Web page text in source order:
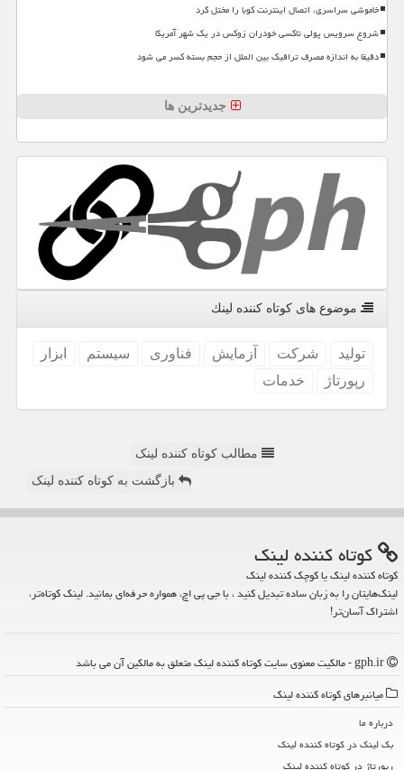
خاموشی سراسری، اتصال اینترنت کوبا را مختل کرد
شروع سرویس پولی تاکسی خودران زوکس در یک شهر آمریکا
دقیقا به اندازه مصرف ترافیک بین الملل از حجم بسته کسر می شود
جدیدترین ها
موضوع های كوتاه كننده لینك
تولید شركت آزمایش فناوری سیستم
ابزار
رپورتاژ
خدمات
مطالب کوتاه کننده لینک
بازگشت به کوتاه کننده لینک
كوتاه كننده لینك
کوتاه کننده لینک یا کوچک کننده لینک
لینک‌هایتان را به زبان ساده تبدیل کنید ، با جی پی اچ، همواره حرفه‌ای بمانید. لینک کوتاه‌تر،
اشتراک آسان‌تر!
میانبرهای كوتاه كننده لینك
درباره ما
بک لینک در كوتاه كننده لینك
رپورتاژ در كوتاه كننده لینك